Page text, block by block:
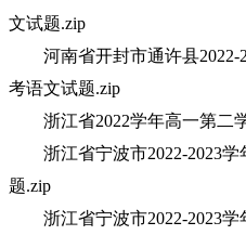
文试题.zip
河南省开封市通许县2022-
考语文试题.zip
浙江省2022学年高一第二
浙江省宁波市2022-2023学
题.zip
浙江省宁波市2022-2023学